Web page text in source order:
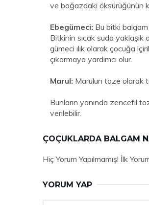
ve boğazdaki öksürüğünün
Ebegümeci: Bu bitki
Bitkinin sıcak suda
gümeci ılık olarak çocuğa
çıkarmaya yardımcı olur.
Marul: Marulun taze olarak
Bunların yanında zencefil
verilebilir.
ÇOÇUKLARDA BALGAM
Hiç Yorum Yapılmamış! İlk
YORUM YAP